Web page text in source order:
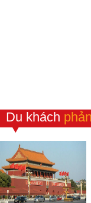
Du khách